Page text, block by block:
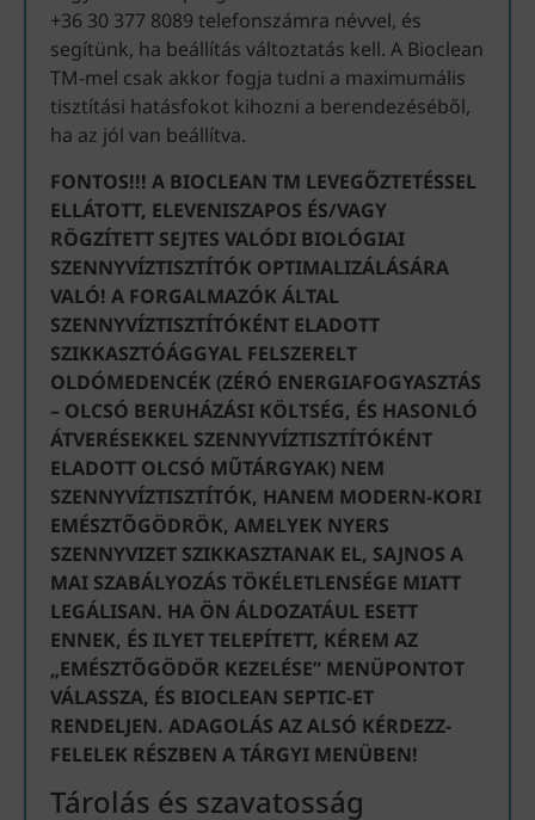
+36 30 377 8089 telefonszámra névvel, és
segítünk, ha beállítás változtatás kell. A Bioclean
TM-mel csak akkor fogja tudni a maximumális
tisztítási hatásfokot kihozni a berendezéséből,
ha az jól van beállítva.
FONTOS!!! A BIOCLEAN TM LEVEGŐZTETÉSSEL
ELLÁTOTT, ELEVENISZAPOS ÉS/VAGY
RÖGZÍTETT SEJTES VALÓDI BIOLÓGIAI
SZENNYVÍZTISZTÍTÓK OPTIMALIZÁLÁSÁRA
VALÓ! A FORGALMAZÓK ÁLTAL
SZENNYVÍZTISZTÍTÓKÉNT ELADOTT
SZIKKASZTÓÁGGYAL FELSZERELT
OLDÓMEDENCÉK (ZÉRÓ ENERGIAFOGYASZTÁS
– OLCSÓ BERUHÁZÁSI KÖLTSÉG, ÉS HASONLÓ
ÁTVERÉSEKKEL SZENNYVÍZTISZTÍTÓKÉNT
ELADOTT OLCSÓ MŰTÁRGYAK) NEM
SZENNYVÍZTISZTÍTÓK, HANEM MODERN-KORI
EMÉSZTŐGÖDRÖK, AMELYEK NYERS
SZENNYVIZET SZIKKASZTANAK EL, SAJNOS A
MAI SZABÁLYOZÁS TÖKÉLETLENSÉGE MIATT
LEGÁLISAN. HA ÖN ÁLDOZATÁUL ESETT
ENNEK, ÉS ILYET TELEPÍTETT, KÉREM AZ
„EMÉSZTŐGÖDÖR KEZELÉSE” MENÜPONTOT
VÁLASSZA, ÉS BIOCLEAN SEPTIC-ET
RENDELJEN. ADAGOLÁS AZ ALSÓ KÉRDEZZ-
FELELEK RÉSZBEN A TÁRGYI MENÜBEN!
Tárolás és szavatosság